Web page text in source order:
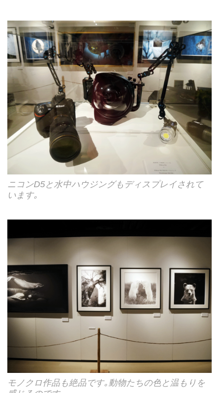
ニコンD5と水中ハウジングもディスプレイされて
います｡
モノクロ作品も絶品です｡動物たちの色と温もりを